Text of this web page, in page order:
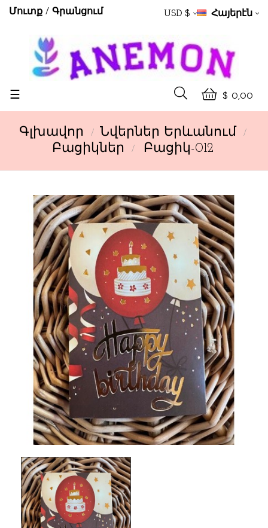
Մուտք Գրանցում USD $ Հայերէն
$ 0,00
Toggle
☰
Գլխավոր
Նվերներ Երևանում
Բացիկներ
Բացիկ-012